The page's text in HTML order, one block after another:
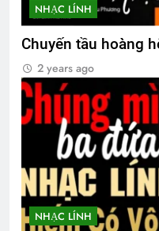
Phân
2 Years
Hội
Văn Lợi
2 Years
Xuân Ca
2 Years Ago
NHẠC LÍNH
Chuyến tầu hoàng
2 years ago
NHẠC LÍNH